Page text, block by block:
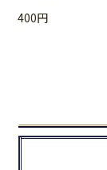
400円